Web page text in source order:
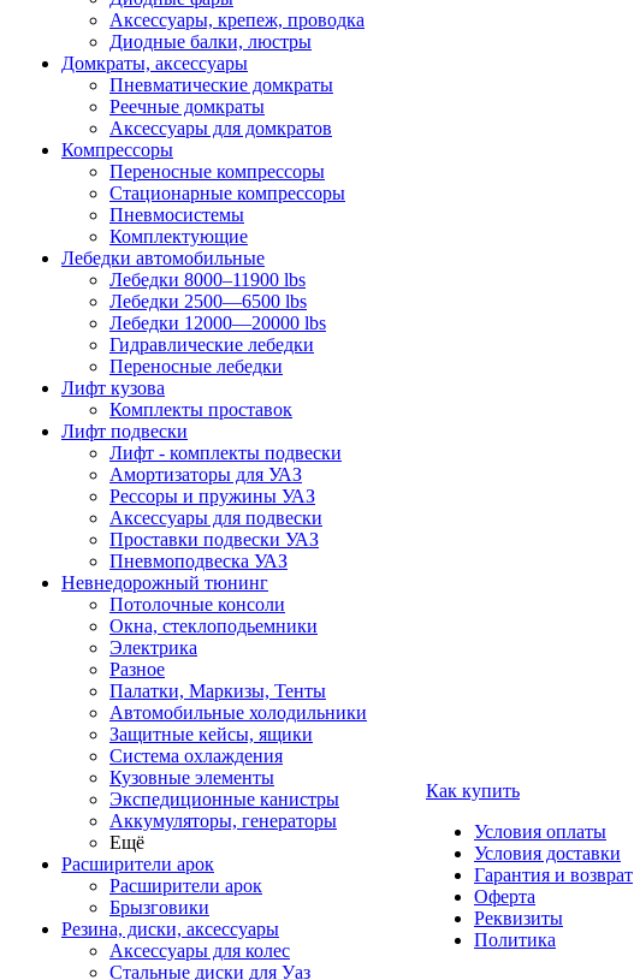
Аксессуары, крепеж, проводка
Диодные балки, люстры
Домкраты, аксессуары
Пневматические домкраты
Реечные домкраты
Аксессуары для домкратов
Компрессоры
Переносные компрессоры
Стационарные компрессоры
Пневмосистемы
Комплектующие
Лебедки автомобильные
Лебедки 8000–11900 lbs
Лебедки 2500—6500 lbs
Лебедки 12000—20000 lbs
Гидравлические лебедки
Переносные лебедки
Лифт кузова
Комплекты проставок
Лифт подвески
Лифт - комплекты подвески
Амортизаторы для УАЗ
Рессоры и пружины УАЗ
Аксессуары для подвески
Проставки подвески УАЗ
Пневмоподвеска УАЗ
Невнедорожный тюнинг
Потолочные консоли
Окна, стеклоподьемники
Электрика
Разное
Палатки, Маркизы, Тенты
Автомобильные холодильники
Защитные кейсы, ящики
Система охлаждения
Кузовные элементы
Экспедиционные канистры
Аккумуляторы, генераторы
Ещё
Расширители арок
Расширители арок
Брызговики
Резина, диски, аксессуары
Аксессуары для колес
Стальные диски для Уаз
Как купить
Условия оплаты
Условия доставки
Гарантия и возврат
Оферта
Реквизиты
Политика